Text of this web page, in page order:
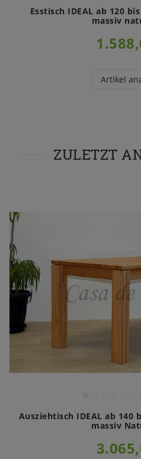
Esstisch IDEAL ab 120
massiv
Artikel
ZULETZT
Ausziehtisch IDEAL ab 140
massiv